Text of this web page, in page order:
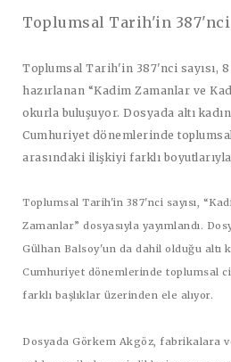
Toplumsal Tarih'in 387'nci
Toplumsal Tarih'in 387'nci sayısı,
hazırlanan “Kadim Zamanlar ve
okurla buluşuyor. Dosyada altı
Cumhuriyet dönemlerinde
arasındaki ilişkiyi farklı boyutlarıyla
Toplumsal Tarih'in 387'nci sayısı,
Zamanlar” dosyasıyla yayımlandı.
Gülhan Balsoy'un da dahil olduğu altı
Cumhuriyet dönemlerinde toplumsal
farklı başlıklar üzerinden ele alıyor.
Dosyada Görkem Akgöz, fabrikalara